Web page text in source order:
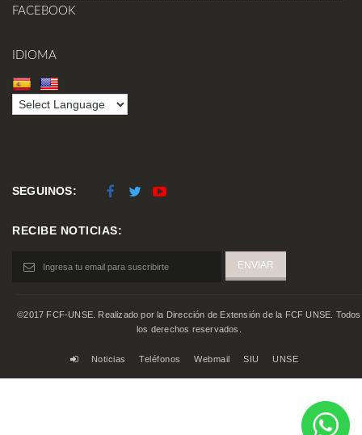
FACEBOOK
IDIOMA
SEGUINOS:
RECIBE NOTICIAS:
©2017 FCF-UNSE. Realizado por la Dirección de Extensión de la FCF UNSE. Todos
los derechos reservados.
Noticias Teléfonos Webmail SIU UNSE